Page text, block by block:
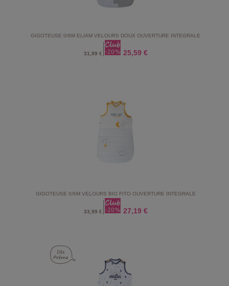
GIGOTEUSE 0/6M ELIAM VELOURS DOUX OUVERTURE INTEGRALE
31,99 € 25,59 €
GIGOTEUSE 0/6M VELOURS BIO FITO OUVERTURE INTEGRALE
33,99 € 27,19 €